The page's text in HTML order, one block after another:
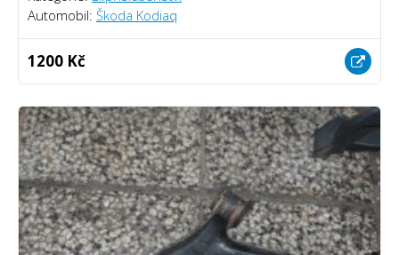
Automobil: Škoda Kodiaq
1200 Kč